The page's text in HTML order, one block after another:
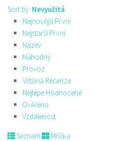
Sort by: Nevyužitá
Nejnovější První
Nejstarší První
Název
Náhodný
Provoz
Většina Recenze
Nejlépe Hodnocené
Ověřeno
Vzdálenost
Seznam
Mřížka